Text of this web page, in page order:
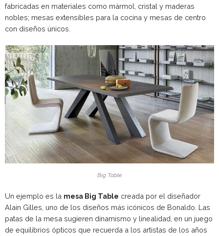
fabricadas en materiales como mármol, cristal y maderas
nobles; mesas extensibles para la cocina y mesas de centro
con diseños únicos.
Big Table
Un ejemplo es la mesa Big Table creada por el diseñador
Alain Gilles, uno de los diseños más icónicos de Bonaldo. Las
patas de la mesa sugieren dinamismo y linealidad, en un juego
de equilibrios ópticos que recuerda a los artistas de los años